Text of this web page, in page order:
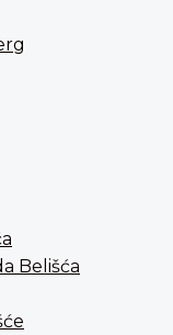
Belišća